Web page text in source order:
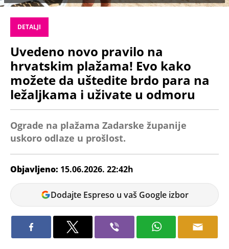
DETALJI
Uvedeno novo pravilo na
hrvatskim plažama! Evo kako
možete da uštedite brdo para na
ležaljkama i uživate u odmoru
Ograde na plažama Zadarske županije
uskoro odlaze u prošlost.
Objavljeno: 15.06.2026. 22:42h
Tatjana
Maksić
Dodajte Espreso u vaš Google izbor